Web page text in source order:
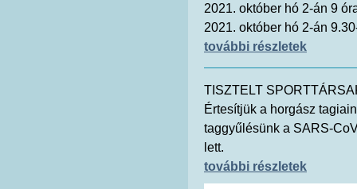
2021. október hó 2-án 9
2021. október hó 2-án
további részletek
TISZTELT
Értesítjük a horgász
taggyűlésünk a SARS-
lett.
további részletek